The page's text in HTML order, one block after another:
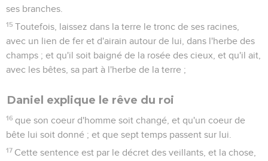
ses branches.
15 Toutefois, laissez dans la terre le tronc de ses racines,
avec un lien de fer et d'airain autour de lui, dans l'herbe des
champs ; et qu'il soit baigné de la rosée des cieux, et qu'il ait,
avec les bêtes, sa part à l'herbe de la terre ;
Daniel explique le rêve du roi
16 que son coeur d'homme soit changé, et qu'un coeur de
bête lui soit donné ; et que sept temps passent sur lui.
17 Cette sentence est par le décret des veillants, et la chose,